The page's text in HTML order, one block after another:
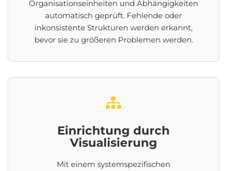
Organisationseinheiten und Abhängigkeiten
automatisch geprüft. Fehlende oder
inkonsistente Strukturen werden erkannt,
bevor sie zu größeren Problemen werden.
Einrichtung durch
Visualisierung
Mit einem systemspezifischen